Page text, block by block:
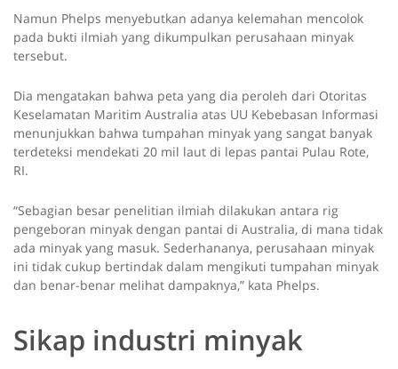
Namun Phelps menyebutkan adanya kelemahan mencolok
pada bukti ilmiah yang dikumpulkan perusahaan minyak
tersebut.
Dia mengatakan bahwa peta yang dia peroleh dari Otoritas
Keselamatan Maritim Australia atas UU Kebebasan Informasi
menunjukkan bahwa tumpahan minyak yang sangat banyak
terdeteksi mendekati 20 mil laut di lepas pantai Pulau Rote,
RI.
“Sebagian besar penelitian ilmiah dilakukan antara rig
pengeboran minyak dengan pantai di Australia, di mana tidak
ada minyak yang masuk. Sederhananya, perusahaan minyak
ini tidak cukup bertindak dalam mengikuti tumpahan minyak
dan benar-benar melihat dampaknya,” kata Phelps.
Sikap industri minyak